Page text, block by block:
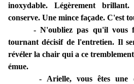
inoxydable. Légèrement
conserve. Une mince façade. C'est
- N'oubliez pas qu'il vous
tournant décisif de l'entretien. Il
révéler la chair qui a ce
émue.
- Arielle, vous êtes une